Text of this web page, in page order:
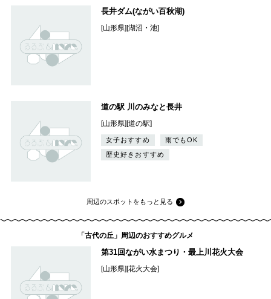
長井ダム(ながい百秋湖)
[山形県][湖沼・池]
道の駅 川のみなと長井
[山形県][道の駅]
女子おすすめ
雨でもOK
歴史好きおすすめ
周辺のスポットをもっと見る
「古代の丘」周辺のおすすめグルメ
第31回ながい水まつり・最上川花火大会
[山形県][花火大会]